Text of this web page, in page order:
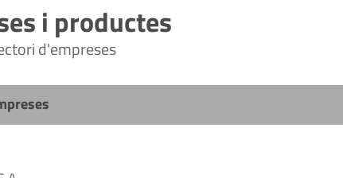
i productes
d'empreses